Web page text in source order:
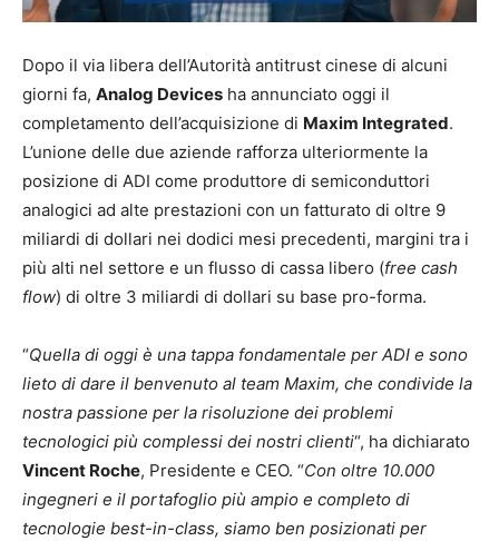
Dopo il via libera dell’Autorità antitrust cinese di alcuni
giorni fa, Analog Devices ha annunciato oggi il
completamento dell’acquisizione di Maxim Integrated.
L’unione delle due aziende rafforza ulteriormente la
posizione di ADI come produttore di semiconduttori
analogici ad alte prestazioni con un fatturato di oltre 9
miliardi di dollari nei dodici mesi precedenti, margini tra i
più alti nel settore e un flusso di cassa libero (free cash
flow) di oltre 3 miliardi di dollari su base pro-forma.
“Quella di oggi è una tappa fondamentale per ADI e sono
lieto di dare il benvenuto al team Maxim, che condivide la
nostra passione per la risoluzione dei problemi
tecnologici più complessi dei nostri clienti“, ha dichiarato
Vincent Roche, Presidente e CEO. “Con oltre 10.000
ingegneri e il portafoglio più ampio e completo di
tecnologie best-in-class, siamo ben posizionati per